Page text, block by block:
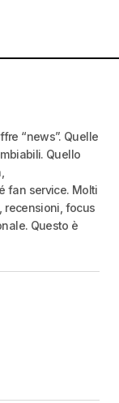
“news”. Quelle
Quello
fan service. Molti
recensioni, focus
Questo è